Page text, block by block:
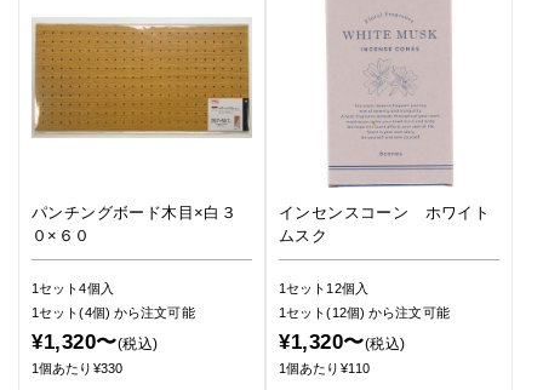
パンチングボード木目×白３
０×６０
1セット4個入
1セット(4個) から注文可能
¥1,320〜(税込)
1個あたり¥330
インセンスコーン ホワイト
ムスク
1セット12個入
1セット(12個)から注文可能
¥1,320〜(税込)
1個あたり¥110